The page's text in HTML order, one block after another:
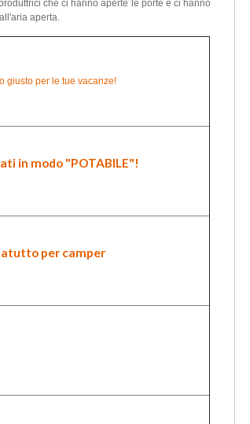
che ci hanno aperte le porte e ci hanno
aperta.
giusto per le tue vacanze!
in modo "POTABILE"!
per camper